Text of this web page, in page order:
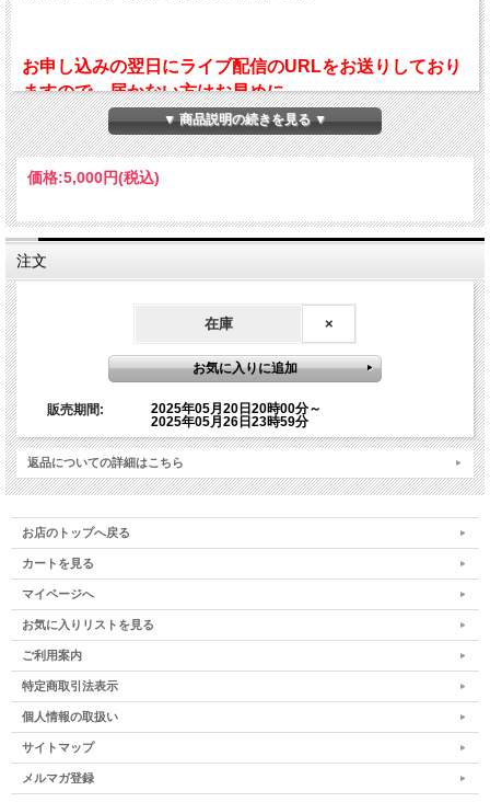
お申し込みの翌日にライブ配信のURLをお送りしており
ますので、届かない方はお早めに
tips@namikiyoshikazu.comまでご連絡ください。尚、
開催当日のライブ配信に関するお問い合わせは、必ず開
催日の15時までにお願いいたします。それ以降のお問い
合わせは対応でき兼ねますので、予めご了承ください。
ご質問のある方は、ライブ配信時のZOOMの「Q &A」に
ご質問をご記入されましても、ご質問に採用されません
【オンライン参加の重要事項】
オンライン参加は下記をご了承の上、お申込みくださ
い。下記に該当の場合、録画視聴となりますので予めご
了承ください。
・事前にZOOM承認申請ができない場合
・ZOOMの設定が不安な方
また、オンラインワークショップはメールでのやりとり
が多いため、メールアドレスがない方など、メールのや
りとりができない方はお申込みを控えてください。恐れ
入りますが、弊社でメール受信設定およびZOOM登録設
定の方法について対応はしておりませんので、予めご了
承ください。
▼ 商品説明の続きを見る ▼
価格:5,000円(税込)
注文
在庫 ×
販売期間:
2025年05月20日20時00分～
2025年05月26日23時59分
返品についての詳細はこちら
お店のトップへ戻る
カートを見る
マイページへ
お気に入りリストを見る
ご利用案内
特定商取引法表示
個人情報の取扱い
サイトマップ
メルマガ登録